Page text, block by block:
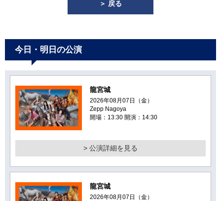
＞ 戻る
今日・明日の公演
龍宮城
2026年08月07日（金）
Zepp Nagoya
開場：13:30 開演：14:30
> 公演詳細を見る
龍宮城
2026年08月07日（金）